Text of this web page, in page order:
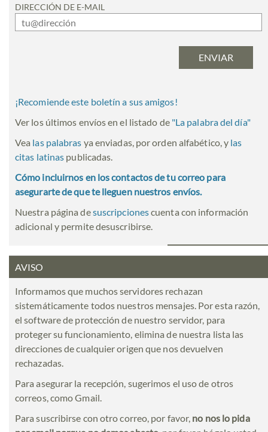
DIRECCIÓN DE E-MAIL
¡Recomiende este boletín a sus amigos!
Ver los últimos envíos en el listado de "La palabra del día"
Vea las palabras ya enviadas, por orden alfabético, y las
citas latinas publicadas.
Cómo incluirnos en los contactos de tu correo para
asegurarte de que te lleguen nuestros envíos.
Nuestra página desuscripcionescuenta con información
adicional y permite desuscribirse.
AVISO
Informamos que muchos servidores rechazan
sistemáticamente todos nuestros mensajes. Por esta razón,
el software de protección de nuestro servidor, para
proteger su funcionamiento, elimina de nuestra lista las
direcciones de cualquier origen que nos devuelven
rechazadas.
Para asegurar la recepción, sugerimos el uso de otros
correos, como Gmail.
Para suscribirse con otro correo, por favor, no nos lo pida